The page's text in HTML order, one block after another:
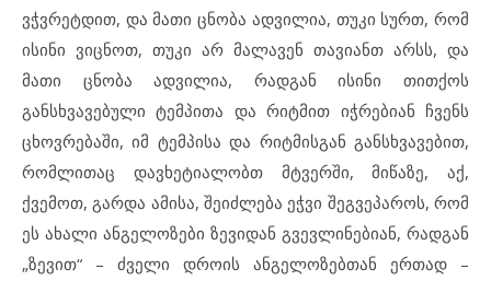
ვჭვრეტდით, და მათი ცნობა ადვილია, თუკი სურთ, რომ
ისინი ვიცნოთ, თუკი არ მალავენ თავიანთ არსს, და
მათი ცნობა ადვილია, რადგან ისინი თითქოს
განსხვავებული ტემპითა და რიტმით იჭრებიან ჩვენს
ცხოვრებაში, იმ ტემპისა და რიტმისგან განსხვავებით,
რომლითაც დავხეტიალობთ მტვერში, მიწაზე, აქ,
ქვემოთ, გარდა ამისა, შეიძლება ეჭვი შეგვეპაროს, რომ
ეს ახალი ანგელოზები ზევიდან გვევლინებიან, რადგან
„ზევით“ – ძველი დროის ანგელოზებთან ერთად –